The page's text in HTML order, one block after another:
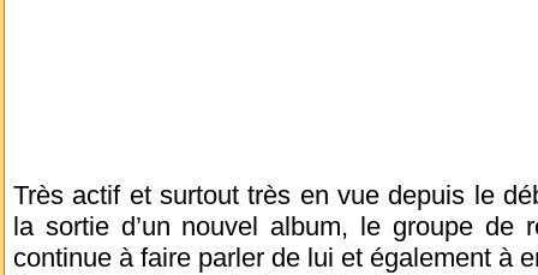
Très actif et surtout très en vue depuis le
la sortie d’un nouvel album, le groupe de
continue à faire parler de lui et également à